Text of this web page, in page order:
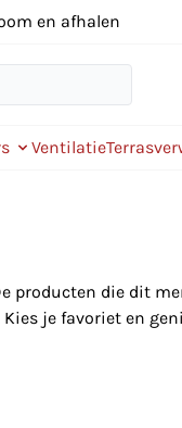
en afhalen
Ventilatie
die dit
je favoriet en